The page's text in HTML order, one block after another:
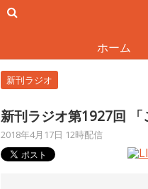
ホーム
新刊ラジオ
新刊ラジオ第1927回 「
2018年4月17日 12時配信